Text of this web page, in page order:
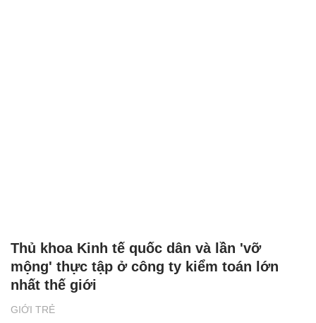
GIỚI TRẺ
Thủ khoa Kinh tế quốc dân và lần 'vỡ
mộng' thực tập ở công ty kiểm toán lớn
nhất thế giới